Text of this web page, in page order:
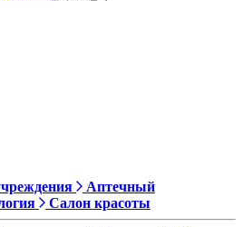
Аптечный
Салон красоты